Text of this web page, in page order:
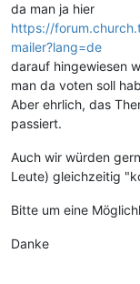
da man ja hier
https://
mailer?lang=de
darauf hingewiesen
man da voten soll
Aber ehrlich, das
passiert.
Auch wir würden
Leute) gleichzeitig
Bitte um eine
Danke